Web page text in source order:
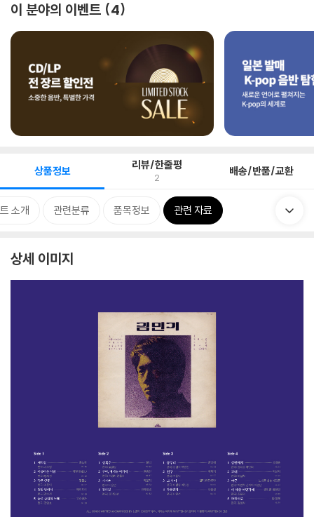
이 분야의 이벤트 4
상품정보 리뷰/한줄평
2 배송/반품/교환
소개 관련분류 품목정보 관련 자료
상세 이미지